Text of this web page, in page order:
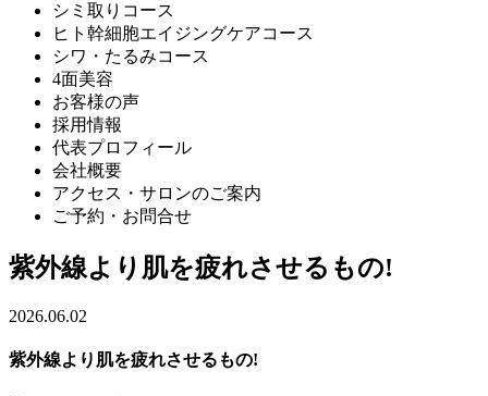
シミ取りコース
ヒト幹細胞エイジングケアコース
シワ・たるみコース
4面美容
お客様の声
採用情報
代表プロフィール
会社概要
アクセス・サロンのご案内
ご予約・お問合せ
紫外線より肌を疲れさせるもの!
2026.06.02
紫外線より肌を疲れさせるもの!